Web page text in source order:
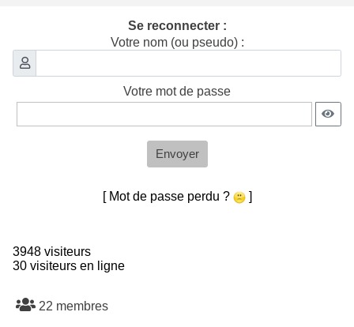
Se reconnecter :
Votre nom (ou pseudo) :
Votre mot de passe
Envoyer
[ Mot de passe perdu ? ]
3948 visiteurs
30 visiteurs en ligne
22 membres